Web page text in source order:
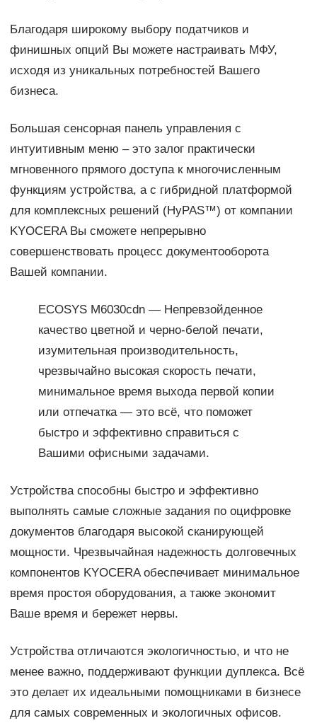
Благодаря широкому выбору податчиков и
финишных опций Вы можете настраивать МФУ,
исходя из уникальных потребностей Вашего
бизнеса.
Большая сенсорная панель управления с
интуитивным меню – это залог практически
мгновенного прямого доступа к многочисленным
функциям устройства, а с гибридной платформой
для комплексных решений (HyPAS™) от компании
KYOCERA Вы сможете непрерывно
совершенствовать процесс документооборота
Вашей компании.
ECOSYS M6030cdn — Непревзойденное
качество цветной и черно-белой печати,
изумительная производительность,
чрезвычайно высокая скорость печати,
минимальное время выхода первой копии
или отпечатка — это всё, что поможет
быстро и эффективно справиться с
Вашими офисными задачами.
Устройства способны быстро и эффективно
выполнять самые сложные задания по оцифровке
документов благодаря высокой сканирующей
мощности. Чрезвычайная надежность долговечных
компонентов KYOCERA обеспечивает минимальное
время простоя оборудования, а также экономит
Ваше время и бережет нервы.
Устройства отличаются экологичностью, и что не
менее важно, поддерживают функции дуплекса. Всё
это делает их идеальными помощниками в бизнесе
для самых современных и экологичных офисов.